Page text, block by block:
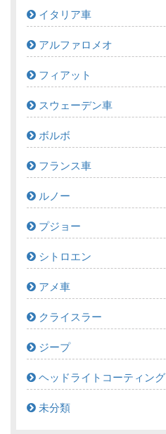
イタリア車
アルファロメオ
フィアット
スウェーデン車
ボルボ
フランス車
ルノー
プジョー
シトロエン
アメ車
クライスラー
ジープ
ヘッドライトコーティング
未分類